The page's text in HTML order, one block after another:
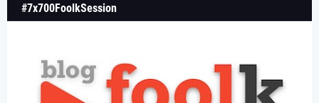
#7x700FoolkSession